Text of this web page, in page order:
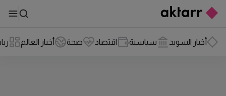
أخبار السويد سياسية اقتصاد صحة أخبار العالم